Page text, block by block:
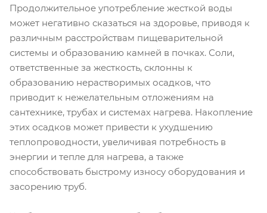
Продолжительное употребление жесткой воды
может негативно сказаться на здоровье, приводя к
различным расстройствам пищеварительной
системы и образованию камней в почках. Соли,
ответственные за жесткость, склонны к
образованию нерастворимых осадков, что
приводит к нежелательным отложениям на
сантехнике, трубах и системах нагрева. Накопление
этих осадков может привести к ухудшению
теплопроводности, увеличивая потребность в
энергии и тепле для нагрева, а также
способствовать быстрому износу оборудования и
засорению труб.